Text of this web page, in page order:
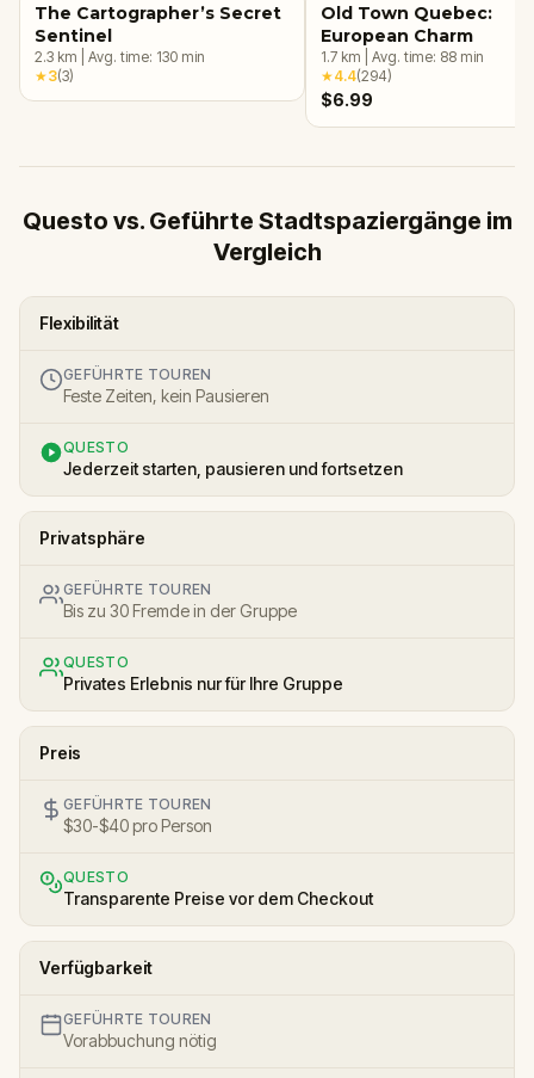
The Cartographer’s Secret
Sentinel
2.3 km Avg. time: 130 min
★3(3)
Old Town Quebec:
European Charm
1.7 km Avg. time: 88 min
★4.4(294)
$6.99
Questo vs. Geführte Stadtspaziergänge im
Vergleich
Flexibilität
GEFÜHRTE TOUREN
Feste Zeiten, kein Pausieren
QUESTO
Jederzeit starten, pausieren und fortsetzen
Privatsphäre
GEFÜHRTE TOUREN
Bis zu 30 Fremde in der Gruppe
QUESTO
Privates Erlebnis nur für Ihre Gruppe
Preis
GEFÜHRTE TOUREN
$30-$40 pro Person
QUESTO
Transparente Preise vor dem Checkout
Verfügbarkeit
GEFÜHRTE TOUREN
Vorabbuchung nötig